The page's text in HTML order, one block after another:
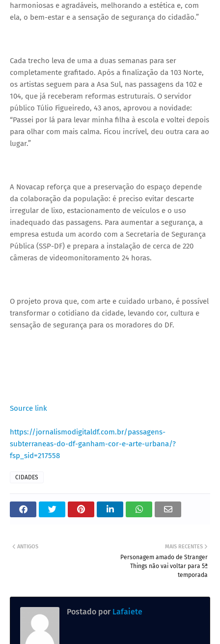
harmoniosas e agradáveis, melhorando a estética e, com
ela, o bem-estar e a sensação de segurança do cidadão.”
Cada trecho leva de uma a duas semanas para ser
completamente grafitado. Após a finalização da 103 Norte,
os artistas seguem para a Asa Sul, nas passagens da 102 e
104, que já receberam reformas estruturais. O servidor
público Túlio Figueiredo, 43 anos, aprovou a novidade:
“Passei por lá para levar minha filha à escola e voltei depois
para olhar com mais calma. Ficou incrível, deu outra cara ao
lugar.”
A Novacap reforça que a preservação do espaço depende
da colaboração da população: é preciso evitar descarte
irregular de lixo, estacionamento de veículos e o uso
inadequado das passagens. Para aumentar a segurança, a
empresa estuda um acordo com a Secretaria de Segurança
Pública (SSP-DF) e prepara a instalação de cerca de 220
câmeras de videomonitoramento 24 horas.
O projeto prova que, com arte e cuidado urbano, é possível
transformar o cotidiano da cidade, levando cor, cultura e
sensação de segurança para os moradores do DF.
Source link
https://jornalismodigitaldf.com.br/passagens-
subterraneas-do-df-ganham-cor-e-arte-urbana/?
fsp_sid=217558
CIDADES
MAIS RECENTES
Personagem amado de Stranger
Things não vai voltar para 5ª
temporada
ANTIGOS
Postado por Lafaiete